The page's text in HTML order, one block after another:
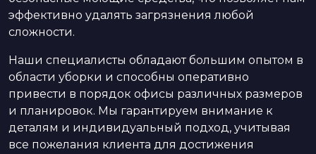
эффективно удалять загрязнения любой
сложности.
Наши специалисты обладают большим опытом в
области уборки и способны оперативно
привести в порядок офисы различных размеров
и планировок. Мы гарантируем внимание к
деталям и индивидуальный подход, учитывая
все пожелания клиента для достижения